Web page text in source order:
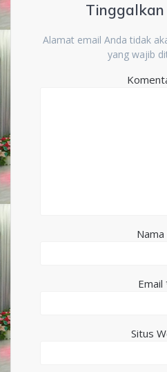
Alamat email Anda tidak
yang wajib
Nama
Email
Situs